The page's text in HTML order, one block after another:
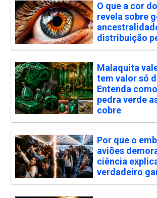
O que a cor
revela sobre
distribuição
Malaquita
tem valor só
Entenda
pedra verde
cobre
Por que o
aviões
ciência
verdadeiro